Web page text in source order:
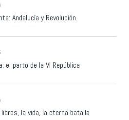
Andalucía y Revolución.
el parto de la VI República
la vida, la eterna batalla